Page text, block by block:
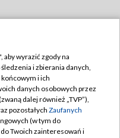
TVP
wyrazić zgody na
i zbierania danych,
i ich
danych osobowych przez
dalej również „TVP”),
pozostałych Zaufanych
(w tym do
Twoich zainteresowań i